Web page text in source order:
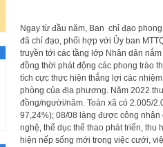
Ngay từ đầu năm, Ban chỉ đạo
đã chỉ đạo, phối hợp với Ủy ban
truyền tới các tầng lớp Nhân dân
đồng thời phát động các phong trào
tích cực thực hiện thắng lợi các
phòng của địa phương. Năm 2022
đồng/người/năm. Toàn xã có 2.005/
97,24%); 08/08 làng được công
nghệ, thể dục thể thao phát triển,
hiện nếp sống mới trong việc cưới,